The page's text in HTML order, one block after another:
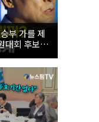
부 가를 제
대회 후보자